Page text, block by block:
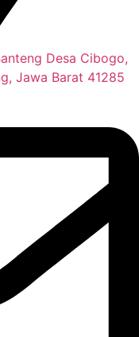
Desa Cibogo,
Jawa Barat 41285